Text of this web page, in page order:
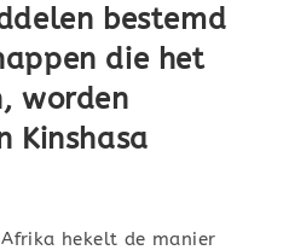
bestemd
die het
worden
Kinshasa
Afrika hekelt de manier